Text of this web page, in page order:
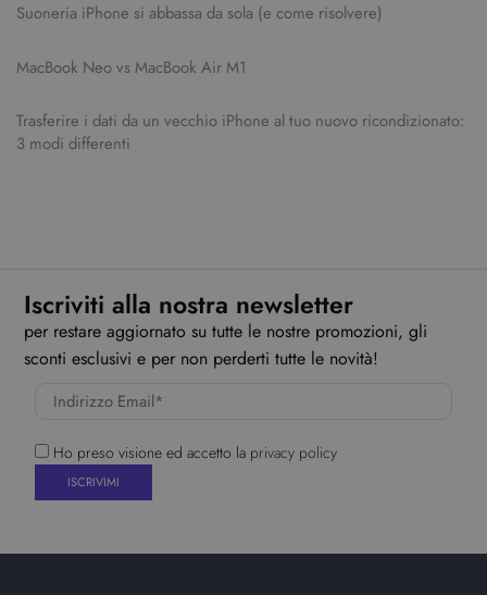
Suoneria iPhone si abbassa da sola (e come risolvere)
MacBook Neo vs MacBook Air M1
Trasferire i dati da un vecchio iPhone al tuo nuovo ricondizionato:
3 modi differenti
Iscriviti alla nostra newsletter
per restare aggiornato su tutte le nostre promozioni, gli
sconti esclusivi e per non perderti tutte le novità!
Ho preso visione ed accetto la privacy policy